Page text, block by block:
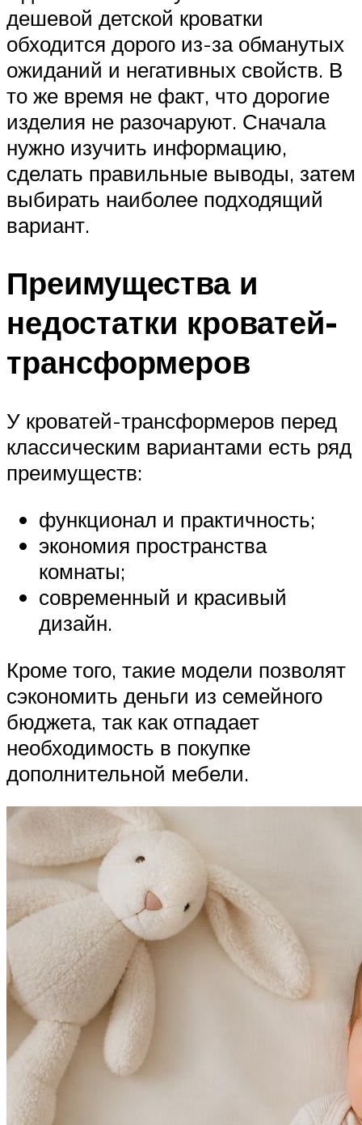
дешевой детской кроватки
обходится дорого из-за обманутых
ожиданий и негативных свойств. В
то же время не факт, что дорогие
изделия не разочаруют. Сначала
нужно изучить информацию,
сделать правильные выводы, затем
выбирать наиболее подходящий
вариант.
Преимущества и
недостатки кроватей-
трансформеров
У кроватей-трансформеров перед
классическим вариантами есть ряд
преимуществ:
функционал и практичность;
экономия пространства
комнаты;
современный и красивый
дизайн.
Кроме того, такие модели позволят
сэкономить деньги из семейного
бюджета, так как отпадает
необходимость в покупке
дополнительной мебели.